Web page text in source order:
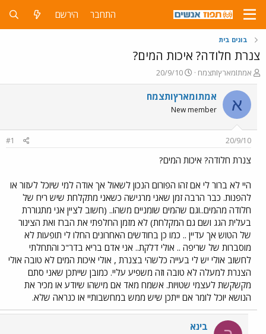
התחבר הירשם
בונים בית
צנרת חלודה? איכות המים?
פ
ו
ת
ח
ה
ו
ש
א
אמתIמארץIתצמח
פ
ו
ר
ם
ר
20/9/10
א אמתIמארץIתצמח
New member
20/9/10
#1
צנרת חלודה? איכות המים?
היי לא ברור לי אם זהו הפורום הנכון לשאול אך אודה למי שיוכל לעזור או
להפנות. כבר הרבה זמן שאני מרגישה כשאני מתקלחת שיש ריח של
חלודה מהמים..וגם שהמים שומניים משהו.. (חשוב לציין אני מתגוררת
בעלית הגג ושם גם המקלחת) לא מזמן החלפתי את הברז ואת הצינור
של הטוש אך עדיין .. כמו כן בחודשים האחרונים החלו לי תופעות לא
מוסברות של שריפה .. אולי דלקת.. אני אדם בריא בדר"כ והתחלתי
לחשוב אולי יש לי בעייה כלשהי בצנרת , אולי איכות המים לא טובה אולי
הצנרת למעלה לא טובה וזה משפיע עליי. כמובן שייתכן שאני סתם
מקשקשת לעצמי שטויות. אשמח מאד אם מישהו שיודע או מכיר את
הנושא יוכל לומר אם ייתכן שיש ממש במחשבותיי או כנראה שלא.
בינא